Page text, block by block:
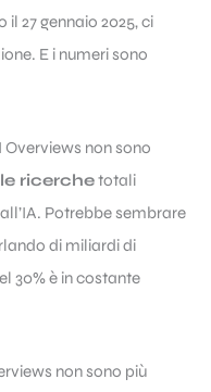
27 gennaio 2025, ci
E i numeri sono
non sono
ricerchetotali
Potrebbe sembrare
di miliardi di
30% è in costante
non sono più